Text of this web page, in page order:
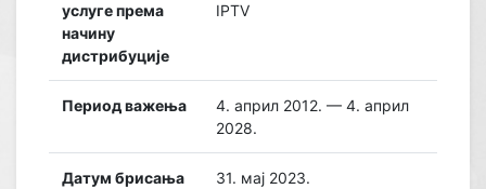
услуге према
начину
дистрибуције
IPTV
Период важења
4. април 2012. — 4. април
2028.
Датум брисања
31. мај 2023.